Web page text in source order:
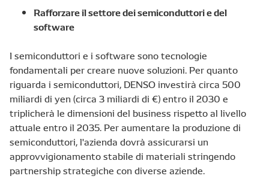
Rafforzare il settore dei semiconduttori e del
software
I semiconduttori e i software sono tecnologie
fondamentali per creare nuove soluzioni. Per quanto
riguarda i semiconduttori, DENSO investirà circa 500
miliardi di yen (circa 3 miliardi di €) entro il 2030 e
triplicherà le dimensioni del business rispetto al livello
attuale entro il 2035. Per aumentare la produzione di
semiconduttori, l'azienda dovrà assicurarsi un
approvvigionamento stabile di materiali stringendo
partnership strategiche con diverse aziende.